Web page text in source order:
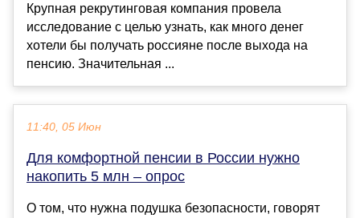
Крупная рекрутинговая компания провела
исследование с целью узнать, как много денег
хотели бы получать россияне после выхода на
пенсию. Значительная ...
11:40, 05 Июн
Для комфортной пенсии в России нужно
накопить 5 млн – опрос
О том, что нужна подушка безопасности, говорят